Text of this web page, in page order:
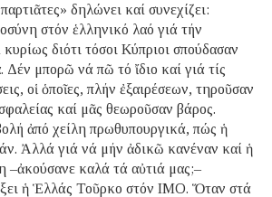
δηλώνει καί συνεχίζει:
στόν ἑλληνικό λαό γιά τήν
διότι τόσοι Κύπριοι σπούδασαν
μπορῶ νά πῶ τό ἴδιο καί γιά τίς
οἱ ὁποῖες, πλήν ἐξαιρέσεων, τηροῦσαν
καί μᾶς θεωροῦσαν βάρος.
ἀπό χείλη πρωθυπουργικά, πώς ἡ
Ἀλλά γιά νά μήν ἀδικῶ κανέναν καί ἡ
–ἀκούσανε καλά τά αὐτιά μας;–
ἡ Ἑλλάς Τοῦρκο στόν ΙΜΟ. Ὅταν στά